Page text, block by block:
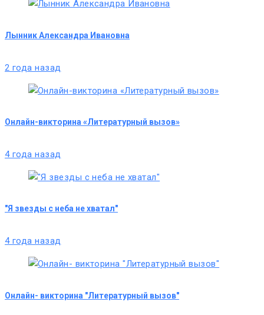
Лынник Александра Ивановна
2 года назад
Онлайн-викторина «Литературный вызов»
4 года назад
"Я звезды с неба не хватал"
4 года назад
Онлайн- викторина "Литературный вызов"